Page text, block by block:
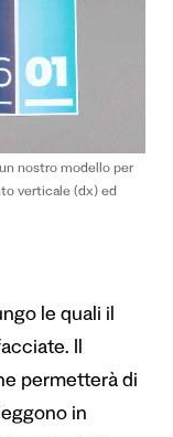
nostro modello per
verticale (dx) ed
le quali il
Il
permetterà di
in